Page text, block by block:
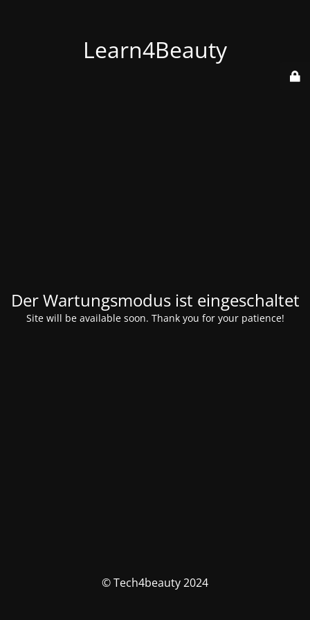
Learn4Beauty
Der Wartungsmodus ist eingeschaltet
Site will be available soon. Thank you for your patience!
© Tech4beauty 2024